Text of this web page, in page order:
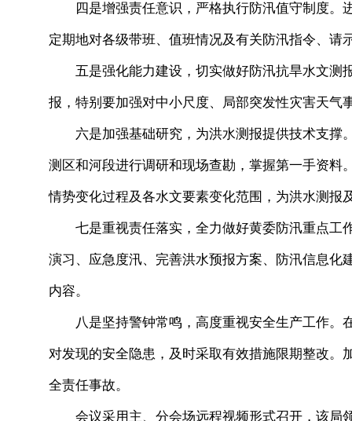
四是增强责任意识，严格执行防汛值守制度。
定期地对各级带班、值班情况及有关防汛指令、请
五是强化能力建设，切实做好防汛抗旱水文测
报，特别要加强对中小尺度、局部突发性灾害天气
六是加强基础研究，为洪水测报提供技术支撑
测区和河段进行调研和现场查勘，掌握第一手资
情势变化过程及各水文要素变化范围，为洪水测报
七是重视责任落实，全力做好黄委防汛重点工
演习、应急度汛、完善洪水预报方案、防汛信息
内容。
八是坚持警钟常鸣，高度重视安全生产工作。
对发现的安全隐患，及时采取有效措施限期整改
全责任事故。
会议采用主、分会场远程视频形式召开，该局